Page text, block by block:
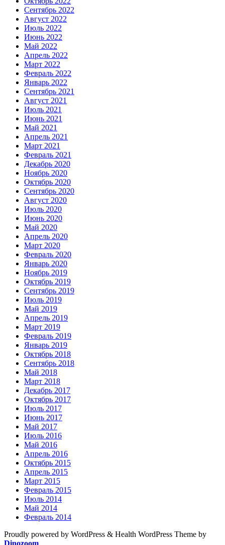
Сентябрь 2022
Август 2022
Июль 2022
Июнь 2022
Май 2022
Апрель 2022
Март 2022
Февраль 2022
Январь 2022
Сентябрь 2021
Август 2021
Июль 2021
Июнь 2021
Май 2021
Апрель 2021
Март 2021
Февраль 2021
Декабрь 2020
Ноябрь 2020
Октябрь 2020
Сентябрь 2020
Август 2020
Июль 2020
Июнь 2020
Май 2020
Апрель 2020
Март 2020
Февраль 2020
Январь 2020
Ноябрь 2019
Октябрь 2019
Сентябрь 2019
Июль 2019
Май 2019
Апрель 2019
Март 2019
Февраль 2019
Январь 2019
Октябрь 2018
Сентябрь 2018
Май 2018
Март 2018
Декабрь 2017
Октябрь 2017
Июль 2017
Июнь 2017
Май 2017
Июль 2016
Май 2016
Апрель 2016
Октябрь 2015
Апрель 2015
Март 2015
Февраль 2015
Июль 2014
Май 2014
Февраль 2014
Proudly powered by WordPress & Health WordPress Theme by
Dinozoom